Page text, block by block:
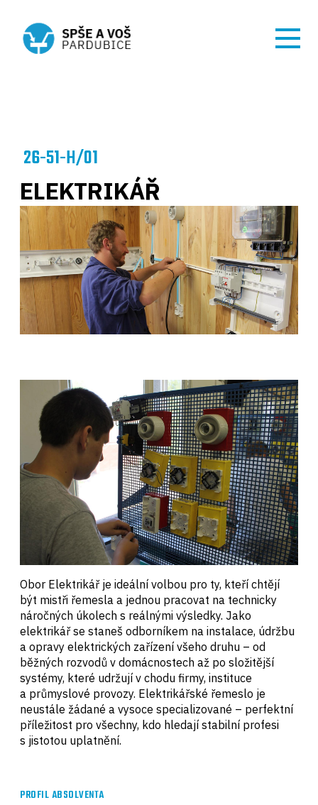
26-51-H/01
ELEKTRIKÁŘ
Obor Elektrikář je ideální volbou pro ty, kteří chtějí
být mistři řemesla a jednou pracovat na technicky
náročných úkolech s reálnými výsledky. Jako
elektrikář se staneš odborníkem na instalace, údržbu
a opravy elektrických zařízení všeho druhu – od
běžných rozvodů v domácnostech až po složitější
systémy, které udržují v chodu firmy, instituce
a průmyslové provozy. Elektrikářské řemeslo je
neustále žádané a vysoce specializované – perfektní
příležitost pro všechny, kdo hledají stabilní profesi
s jistotou uplatnění.
PROFIL ABSOLVENTA